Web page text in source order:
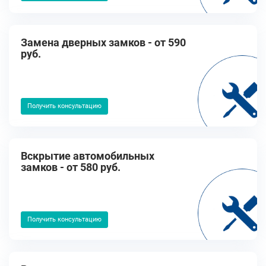
Замена дверных замков - от 590
руб.
Получить консультацию
Вскрытие автомобильных
замков - от 580 руб.
Получить консультацию